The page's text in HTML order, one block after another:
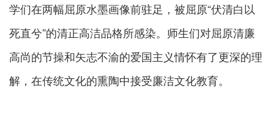
学们在两幅屈原水墨画像前驻足，被屈原“伏清白以
死直兮”的清正高洁品格所感染。师生们对屈原清廉
高尚的节操和矢志不渝的爱国主义情怀有了更深的理
解，在传统文化的熏陶中接受廉洁文化教育。